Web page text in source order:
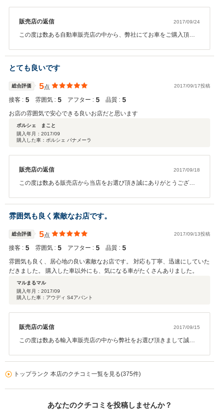
販売店の返信 2017/09/24
この度は数ある自動車販売店の中から、弊社にてお車をご購入頂き
等を、とてもフランクにお話して頂きましたので、弊社としてもお
話しやすく気持ちよくご案内する事が出来ました。こちらこそ感謝
申し上げます。そして弊社の対応に対して、高い評価と嬉しいお言
葉、そしてお勧めコメントまで頂きまして誠に有難う御座います！
ご納車後も気持ちよくカーライフを送って頂けるよう努めますの
で、今後ともご不明点やご要望御座いましたらお気軽にお申し付け
ください。今後ともよろしくお願い致します。
とても良いです
総合評価 5点 2017/09/17投稿
接客 : 5 雰囲気 : 5 アフター : 5 品質 : 5
お店の雰囲気で安心できる良いお店だと思います
ポルシェ まこと
購入年月： 2017/09
購入した車：ポルシェ パナメーラ
販売店の返信 2017/09/18
この度は数ある販売店から当店をお選び頂き誠にありがとうござい
うこともあり、ショールームの雰囲気も気に入って頂き何よりでご
ざいます。今後も良いお店の雰囲気を保てるよう努めて参ります。
そして今回はこのような高い評価を頂き、誠にありがとうございま
す。お車のことで何かありましたらお気軽にご相談頂ければと思い
ます。次回のお乗り換え、車検や整備の際も是非弊社にお任せくだ
さい。そして今後とも末永くお付き合いよろしくお願いたします。
雰囲気も良く素敵なお店です。
総合評価 5点 2017/09/13投稿
接客 : 5 雰囲気 : 5 アフター : 5 品質 : 5
雰囲気も良く、居心地の良い素敵なお店です。 対応も丁寧、迅速にしていた
だきました。 購入した車以外にも、気になる車がたくさんありました。
マルまるマル
購入年月： 2017/09
購入した車：アウディ S4アバント
販売店の返信 2017/09/15
この度は数ある輸入車販売店の中から弊社をお選び頂きまして誠に
非弊社にお任せください。この度は誠に有難う御座いました。今後
トップランク 本店のクチコミ一覧を見る(375件)
あなたのクチコミを投稿しませんか？